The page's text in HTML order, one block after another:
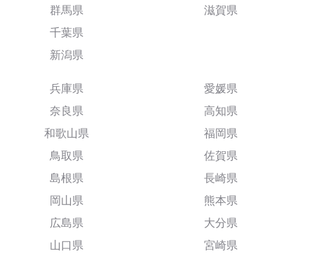
群馬県
千葉県
新潟県
滋賀県
兵庫県
奈良県
和歌山県
鳥取県
島根県
岡山県
広島県
山口県
愛媛県
高知県
福岡県
佐賀県
長崎県
熊本県
大分県
宮崎県